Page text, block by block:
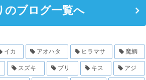
のブログ一覧へ
イカ アオハタ ヒラマサ 魔鯛
スズキ ブリ キス アジ